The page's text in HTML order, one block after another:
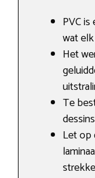
PVC
wat
Het
Te
Let op